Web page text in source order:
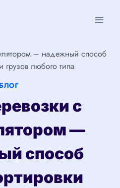
– надежный способ
грузов любого типа
БЛОГ
с
—
способ